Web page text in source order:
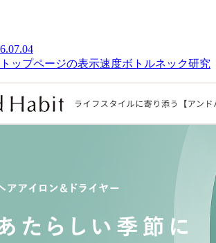
トップページの表示速度ボトルネック研究